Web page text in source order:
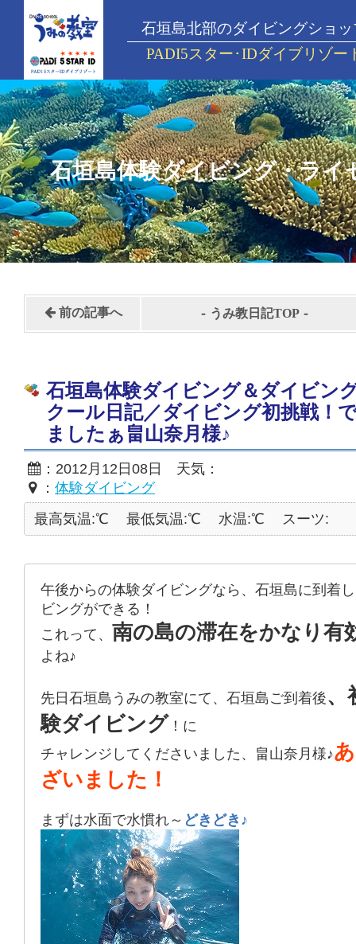
石垣島北部のダイビングショッ
PADI5スター･IDダイブリゾー
石垣島体験ダイビング・ライ
前の記事へ - うみ教日記TOP -
石垣島体験ダイビング＆ダイビン
クール日記／ダイビング初挑戦！
ましたぁ畠山奈月様♪
：2012月12日08日 天気：
： 体験ダイビング
最高気温:℃
最低気温:℃ 水温:℃ スーツ:
午後からの体験ダイビングなら、石垣島に到着
ビングができる！
これって、 南の島の滞在をかなり有
よね♪
先日石垣島うみの教室にて、石垣島ご到着後、
験ダイビング ！に
チャレンジしてくださいました、畠山奈月様♪
ざいました！
まずは水面で水慣れ～ どきどき♪